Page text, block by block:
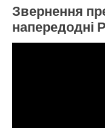
Звернення
напередодні